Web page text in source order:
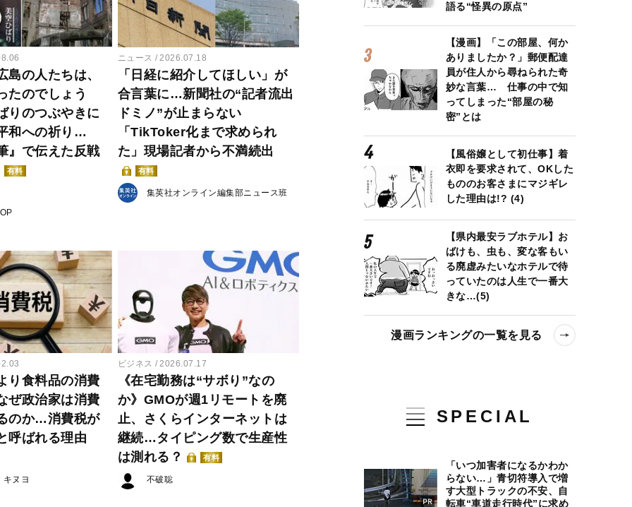
島の人たちは、
たのでしょう
りのつぶやきに
和への祈り…
』で伝えた反戦
有料
ニュース 2026.07.18
「日経に紹介してほしい」が
合言葉に…新聞社の“記者流出
ドミノ”が止まらない
「TikToker化まで求められ
た」現場記者から不満続出
有料
集英社オンライン編集部ニュース班
り食料品の消費
ぜ政治家は消費
のか…消費税が
呼ばれる理由
キヌヨ
ビジネス 2026.07.17
《在宅勤務は“サボり”なの
か》GMOが週1リモートを廃
止、さくらインターネットは
継続…タイピング数で生産性
は測れる？
有料
不破聡
語る“怪異の原点”
【漫画】「この部屋、何か
ありましたか？」郵便配達
員が住人から尋ねられた奇
妙な言葉… 仕事の中で知
ってしまった“部屋の秘
密”とは
【風俗嬢として初仕事】着
衣即を要求されて、OKした
もののお客さまにマジギレ
した理由は!? (4)
【県内最安ラブホテル】お
ばけも、虫も、変な客もい
る廃虚みたいなホテルで待
っていたのは人生で一番大
きな…(5)
漫画ランキングの一覧を見る
SPECIAL
「いつ加害者になるかわか
らない…」青切符導入で増
す大型トラックの不安、自
転車“車道走行時代”に求め